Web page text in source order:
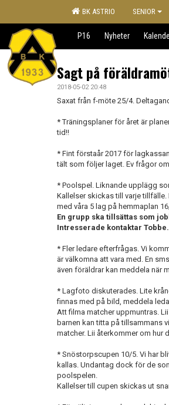
BK ASTRIO SENIOR
P16 Nyheter
Sagt på
2018-05-02 20:48
Saxat från f-möte 25/4.
* Träningsplaner för året är
tid!!
* Fint förstaår 2017 för
tält som följer laget. Ev frågor
* Poolspel. Liknande upplägg
Kallelser skickas till varje
med våra 5 lag på hemmaplan
En grupp ska tillsättas som
Intresserade kontaktar Tobbe.
* Fler ledare efterfrågas. Vi
är välkomna att vara med. En
även föräldrar kan meddela när
* Lagfoto diskuterades. Lite
finnas med på bild, meddela
Att filma matcher uppmuntras.
barnen kan titta på tillsammans
matcher. Lii återkommer om hur
* Snöstorpscupen 10/5. Vi har
kallas. Undantag dock för de
poolspelen.
Kallelser till cupen skickas ut